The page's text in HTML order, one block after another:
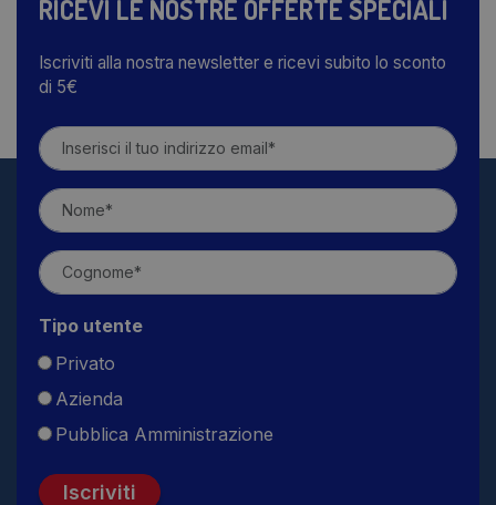
RICEVI LE NOSTRE OFFERTE SPECIALI
Iscriviti alla nostra newsletter e ricevi subito lo sconto
di 5€
Tipo utente
Privato
Azienda
Pubblica Amministrazione
Iscriviti